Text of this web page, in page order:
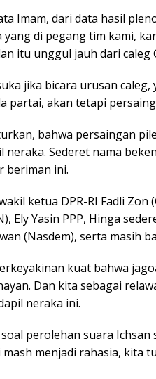
Imam, dari data hasil
yang di pegang tim kami,
itu unggul jauh dari caleg
jika bicara urusan
partai, akan tetapi
bahwa persaingan
neraka. Sederet nama
beriman ini.
ketua DPR-RI Fadli
Ely Yasin PPP, Hinga
(Nasdem), serta masih
kuat bahwa
Dan kita sebagai
neraka ini.
perolehan suara
menjadi rahasia, kita